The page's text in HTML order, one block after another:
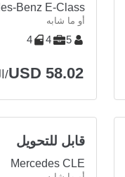
Benz E-Class
أو ما شابه
5
4
4
USD 58.02
/
قابل للتحويل
Mercedes CLE